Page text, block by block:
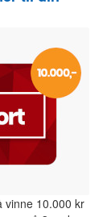
vinne 10.000 kr